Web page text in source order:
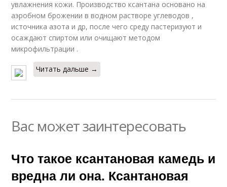
увлажнения кожи. Производство ксантана основано на
аэробном брожении в водном растворе углеводов ,
источника азота и др, после чего среду пастеризуют и
осаждают спиртом или очищают методом
микрофильтрации .
Читать дальше →
Вас может заинтересовать
Что такое ксантановая камедь и
вредна ли она. Ксантановая